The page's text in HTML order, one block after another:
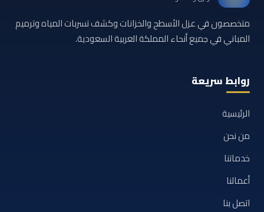
متخصصون في عزل الأسطح والخزانات وكشف تسربات المياه وترميم
المباني في جميع أنحاء المملكة العربية السعودية.
روابط سريعة
الرئيسية
من نحن
خدماتنا
أعمالنا
اتصل بنا